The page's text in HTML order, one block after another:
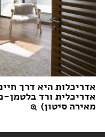
אדריכלות היא דרך
אדריכלית ורד בלטמן-
מאירה סיטון)